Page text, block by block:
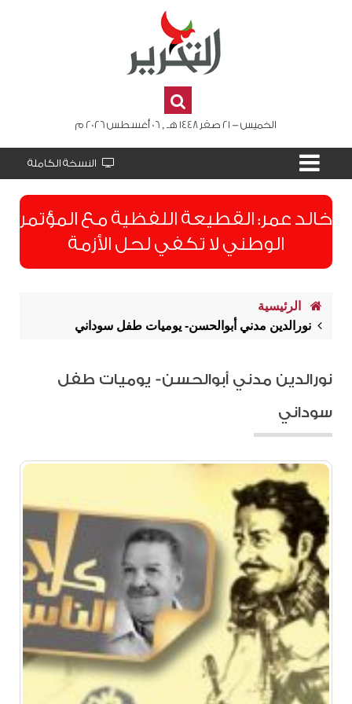
الخميس - 21 صفر 1448 هـ , 06 أغسطس 2026 م
النسخة الكاملة
​خالد عمر: القطيعة اللفظية مع المؤتمر
الوطني لا تكفي لحل الأزمة
الرئيسية
نورالدين مدني أبوالحسن- يوميات طفل سوداني
نورالدين مدني أبوالحسن- يوميات طفل
سوداني